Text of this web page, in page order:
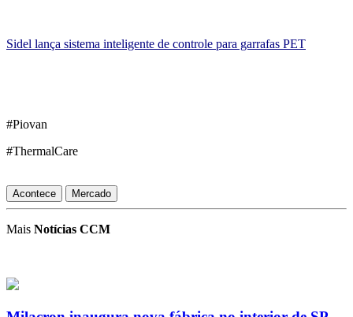
Sidel lança sistema inteligente de controle para garrafas PET
#Piovan
#ThermalCare
Acontece Mercado
Mais Notícias CCM